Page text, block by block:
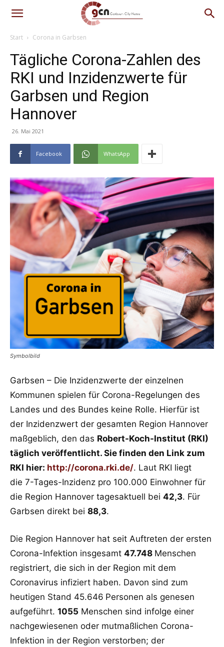
Start Corona in Garbsen
Tägliche Corona-Zahlen des
RKI und Inzidenzwerte für
Garbsen und Region
Hannover
26. Mai 2021
Facebook WhatsApp
Symbolbild
Garbsen – Die Inzidenzwerte der einzelnen
Kommunen spielen für Corona-Regelungen des
Landes und des Bundes keine Rolle. Hierfür ist
der Inzidenzwert der gesamten Region Hannover
maßgeblich, den das Robert-Koch-Institut (RKI)
täglich veröffentlicht. Sie finden den Link zum
RKI hier: http://corona.rki.de/. Laut RKI liegt
die 7-Tages-Inzidenz pro 100.000 Einwohner für
die Region Hannover tagesaktuell bei 42,3. Für
Garbsen direkt bei 88,3.
Die Region Hannover hat seit Auftreten der ersten
Corona-Infektion insgesamt 47.748 Menschen
registriert, die sich in der Region mit dem
Coronavirus infiziert haben. Davon sind zum
heutigen Stand 45.646 Personen als genesen
aufgeführt. 1055 Menschen sind infolge einer
nachgewiesenen oder mutmaßlichen Corona-
Infektion in der Region verstorben; der